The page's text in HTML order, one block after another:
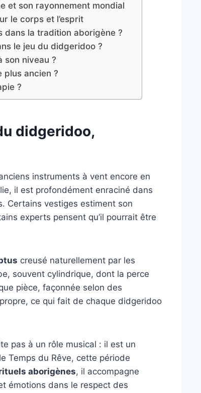
et son rayonnement mondial
le corps et l’esprit
dans la tradition aborigène ?
le jeu du didgeridoo ?
son niveau ?
plus ancien ?
?
didgeridoo,
instruments à vent encore en
il est profondément enraciné dans
Certains vestiges estiment son
experts pensent qu’il pourrait être
creusé naturellement par les
souvent cylindrique, dont la perce
pièce, façonnée selon des
ce qui fait de chaque didgeridoo
pas à un rôle musical : il est un
Temps du Rêve, cette période
aborigènes, il accompagne
émotions dans le respect des